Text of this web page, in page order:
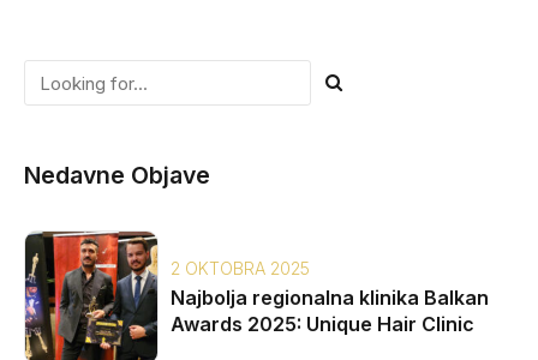
Nedavne Objave
2 OKTOBRA 2025
Najbolja regionalna klinika Balkan
Awards 2025: Unique Hair Clinic